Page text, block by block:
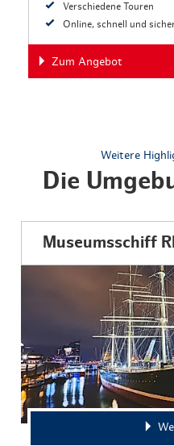
Verschiedene Touren
Online, schnell und
Zum Angebot
Weitere
Die
Museumsschiff